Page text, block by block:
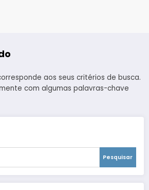
aos seus critérios de busca.
com algumas palavras-chave
Pesquisar